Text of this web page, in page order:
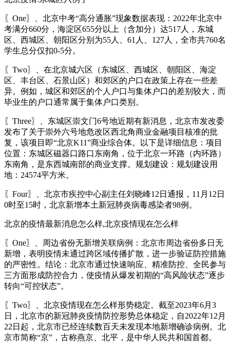
〖One〗、北京中考“高分通胀”现象数据表现：2022年北京中
考满分660分，海淀区655分以上（含加分）达517人，东城
区、西城区、朝阳区分别为55人、61人、127人，全市共760名
学生总分仅扣0-5分。
〖Two〗、在北京城六区（东城区、西城区、朝阳区、海淀
区、丰台区、石景山区）和郊区的户口在政策上存在一些差
异。例如，城区和郊区的个人户口与集体户口的差别较大，而
毕业生的户口通常属于集体户口类别。
〖Three〗、东城区崇文门6号地近期有新消息，北京市发改委
发布了关于崇外六号地危改区西北角商业金融项目核准的批
复，该项目即“北京K11”商业综合体。以下是详细信息：项目
位置：东城区磁器口路口东南角，位于北京一环路（内环路）
东南角，是东西城南部的商业支撑。规划建设：规划建设用
地：24574平方米。
〖Four〗、北京市疾控中心副主任刘晓峰12日通报，11月12日
0时至15时，北京新增本土新冠肺炎病毒感染者98例。
北京的疫情最新消息怎么样,北京疫情现在怎么样
〖One〗、周边省份无新增关联病例：北京市周边省份多日无
新增，表明疫情未通过跨区域传播扩散，进一步验证防控措施
的严密性。结论：北京市通过快速响应、精准防控、全民参与
三方面形成防控合力，使疫情从爆发初期的“高风险状态”逐步
转向“可控状态”。
〖Two〗、北京疫情现在怎么样形势稳定。截至2023年6月3
日，北京市的新冠肺炎疫情防控形势总体稳定，自2022年12月
22日起，北京市已经连续数百天未发现本地新增确诊病例。北
京市简称“京”，古称燕京、北平，是中华人民共和国首都。